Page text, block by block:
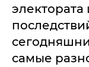
самые